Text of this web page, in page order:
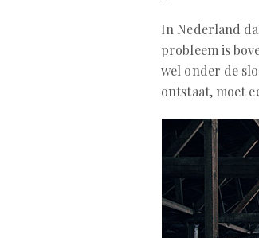
In Nederland
probleem is
wel onder de
ontstaat, moet